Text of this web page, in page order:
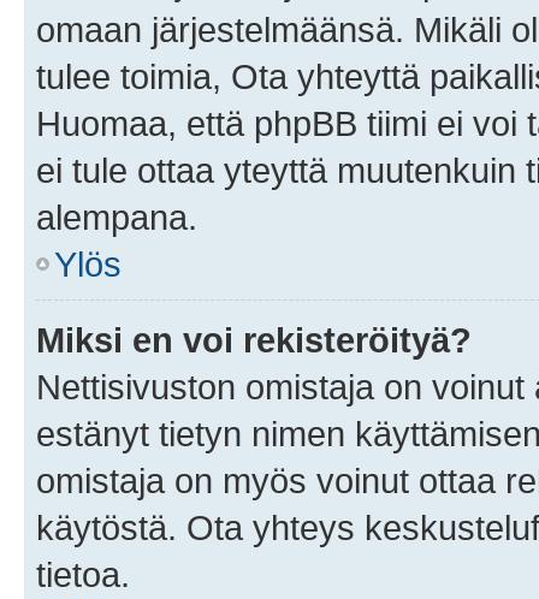
omaan järjestelmäänsä. Mikäli
tulee toimia, Ota yhteyttä
Huomaa, että phpBB tiimi ei
ei tule ottaa yteyttä muutenkuin
alempana.
Ylös
Miksi en voi rekisteröityä?
Nettisivuston omistaja on
estänyt tietyn nimen
omistaja on myös voinut ottaa
käytöstä. Ota yhteys
tietoa.